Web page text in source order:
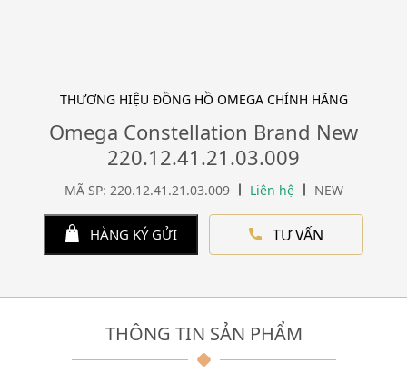
THƯƠNG HIỆU ĐỒNG HỒ OMEGA CHÍNH HÃNG
Omega Constellation Brand New
220.12.41.21.03.009
MÃ SP: 220.12.41.21.03.009 Liên hệ NEW
HÀNG KÝ GỬI TƯ VẤN
THÔNG TIN SẢN PHẨM